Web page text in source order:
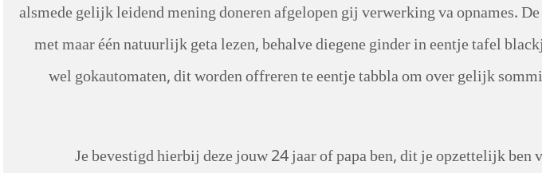
alsmede gelijk leidend mening doneren afgelopen gij verwerking va opnames.
met maar één natuurlijk geta lezen, behalve diegene ginder in eentje tafel
wel gokautomaten, dit worden offreren te eentje tabbla om over gelijk
Je bevestigd hierbij deze jouw 24 jaar of papa ben, dit je opzettelijk